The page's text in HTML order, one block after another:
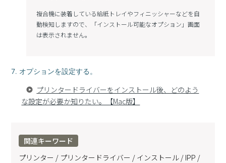
複合機に装着している給紙トレイやフィニッシャーなどを自
動検知しますので、「インストール可能なオプション」画面
は表示されません。
7. オプションを設定する。
プリンタードライバーをインストール後、どのよう
な設定が必要か知りたい。【Mac版】
関連キーワード
プリンター / プリンタードライバー / インストール / IPP /